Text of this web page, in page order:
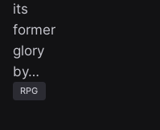
its
former
glory
by…
RPG